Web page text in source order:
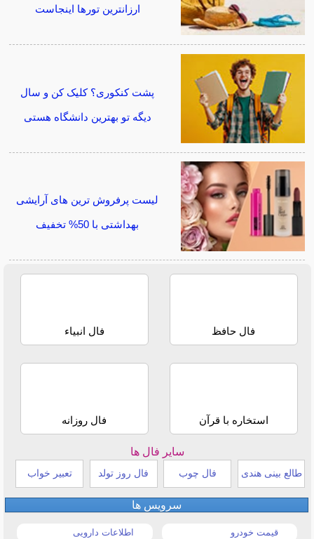
ارزانترین تورها اینجاست
پشت کنکوری؟ کلیک کن و سال
دیگه تو بهترین دانشگاه هستی
لیست پرفروش ترین های آرایشی
بهداشتی با 50% تخفیف
فال حافظ فال انبیاء
استخاره با قرآن فال روزانه
سایر فال ها
طالع بینی هندی فال چوب فال روز تولد تعبیر خواب
سرویس ها
قیمت خودرو اطلاعات دارویی